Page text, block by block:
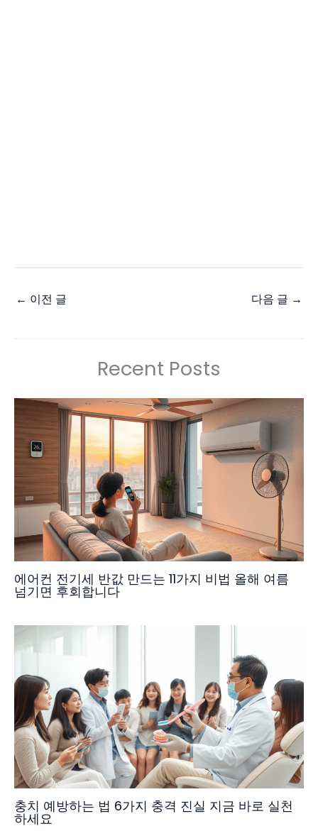
← 이전 글 다음 글 →
Recent Posts
에어컨 전기세 반값 만드는 11가지 비법 올해 여름
넘기면 후회합니다
충치 예방하는 법 6가지 충격 진실 지금 바로 실천
하세요